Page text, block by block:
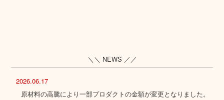
＼＼ NEWS ／／
2026.06.17
原材料の高騰により一部プロダクトの金額が変更となりました。